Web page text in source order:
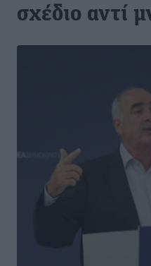
σχέδιο αντί